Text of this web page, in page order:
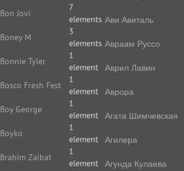
Bon Jovi
7
elements
Boney M
3
elements
Bonnie Tyler
1
element
Bosco Fresh Fest
1
element
Boy George
1
element
Boyko
1
element
Brahim Zaibat
1
element
Ави Авиталь
Авраам Руссо
Аврил Лавин
Аврора
Агата Шимчевская
Агилера
Агунда Кулаева